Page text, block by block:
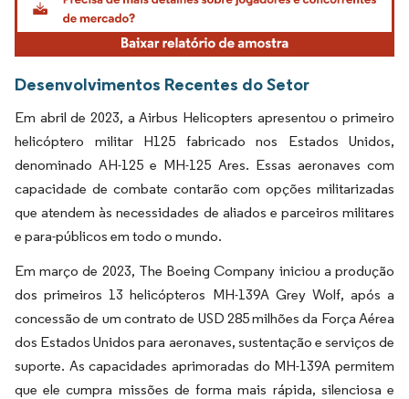
Desenvolvimentos Recentes do Setor
Em abril de 2023, a Airbus Helicopters apresentou o primeiro
helicóptero militar H125 fabricado nos Estados Unidos,
denominado AH-125 e MH-125 Ares. Essas aeronaves com
capacidade de combate contarão com opções militarizadas
que atendem às necessidades de aliados e parceiros militares
e para-públicos em todo o mundo.
Em março de 2023, The Boeing Company iniciou a produção
dos primeiros 13 helicópteros MH-139A Grey Wolf, após a
concessão de um contrato de USD 285 milhões da Força Aérea
dos Estados Unidos para aeronaves, sustentação e serviços de
suporte. As capacidades aprimoradas do MH-139A permitem
que ele cumpra missões de forma mais rápida, silenciosa e